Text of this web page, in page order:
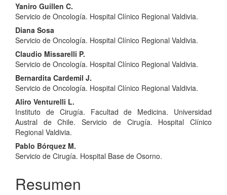
Yaniro Guillen C.
Servicio de Oncología. Hospital Clínico Regional Valdivia.
Diana Sosa
Servicio de Oncología. Hospital Clínico Regional Valdivia.
Claudio Missarelli P.
Servicio de Oncología. Hospital Clínico Regional Valdivia.
Bernardita Cardemil J.
Servicio de Oncología. Hospital Clínico Regional Valdivia.
Aliro Venturelli L.
Instituto de Cirugía. Facultad de Medicina. Universidad
Austral de Chile. Servicio de Cirugía. Hospital Clínico
Regional Valdivia.
Pablo Bórquez M.
Servicio de Cirugía. Hospital Base de Osorno.
Resumen